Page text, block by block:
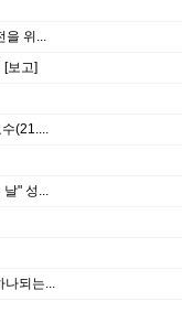
을 위...
보고]
(21....
" 성...
나되는...